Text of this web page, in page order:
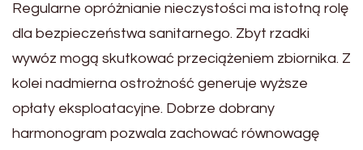
Regularne opróżnianie nieczystości ma istotną rolę
dla bezpieczeństwa sanitarnego. Zbyt rzadki
wywóz mogą skutkować przeciążeniem zbiornika. Z
kolei nadmierna ostrożność generuje wyższe
opłaty eksploatacyjne. Dobrze dobrany
harmonogram pozwala zachować równowagę